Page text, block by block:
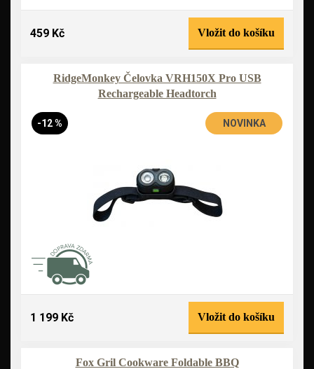
459 Kč Vložit do košíku
RidgeMonkey Čelovka VRH150X Pro USB
Rechargeable Headtorch
-12 % NOVINKA
1 199 Kč Vložit do košíku
Fox Gril Cookware Foldable BBQ